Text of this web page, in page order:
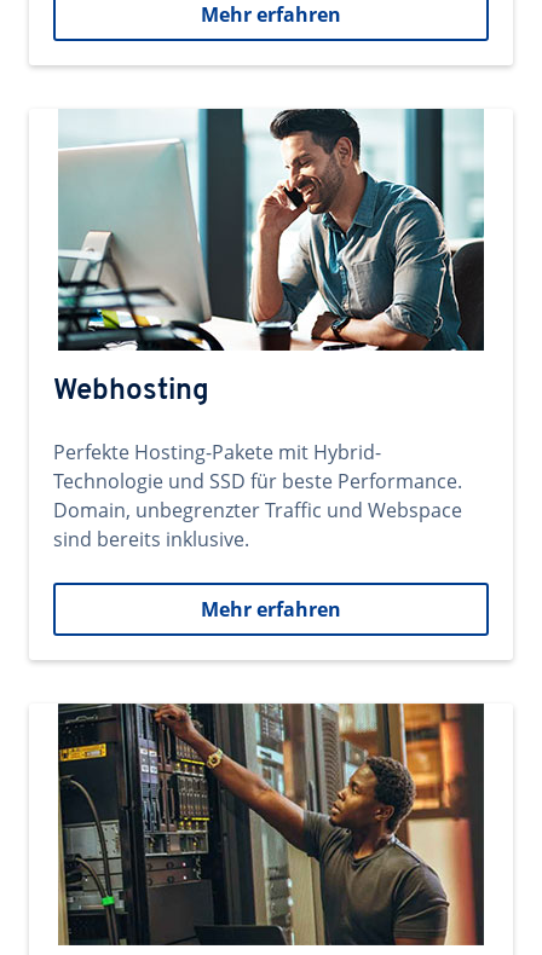
Mehr erfahren
Webhosting
Perfekte Hosting-Pakete mit Hybrid-
Technologie und SSD für beste Performance.
Domain, unbegrenzter Traffic und Webspace
sind bereits inklusive.
Mehr erfahren